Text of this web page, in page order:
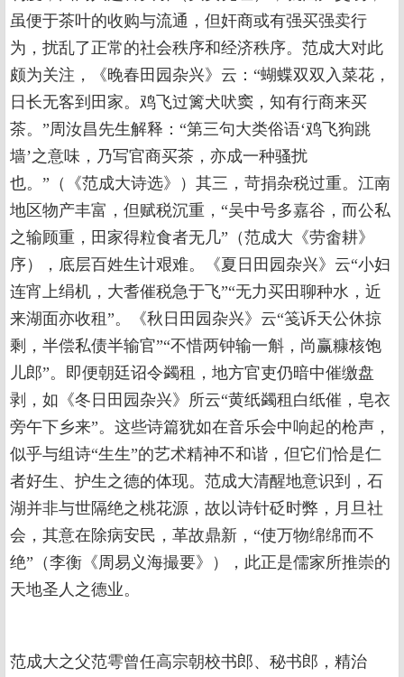
虽便于茶叶的收购与流通，但奸商或有强买强卖行
为，扰乱了正常的社会秩序和经济秩序。范成大对此
颇为关注，《晚春田园杂兴》云：“蝴蝶双双入菜花，
日长无客到田家。鸡飞过篱犬吠窦，知有行商来买
茶。”周汝昌先生解释：“第三句大类俗语‘鸡飞狗跳
墙’之意味，乃写官商买茶，亦成一种骚扰
也。”（《范成大诗选》）其三，苛捐杂税过重。江南
地区物产丰富，但赋税沉重，“吴中号多嘉谷，而公私
之输顾重，田家得粒食者无几”（范成大《劳畬耕》
序），底层百姓生计艰难。《夏日田园杂兴》云“小妇
连宵上绢机，大耆催税急于飞”“无力买田聊种水，近
来湖面亦收租”。《秋日田园杂兴》云“笺诉天公休掠
剩，半偿私债半输官”“不惜两钟输一斛，尚赢糠核饱
儿郎”。即便朝廷诏令蠲租，地方官吏仍暗中催缴盘
剥，如《冬日田园杂兴》所云“黄纸蠲租白纸催，皂衣
旁午下乡来”。这些诗篇犹如在音乐会中响起的枪声，
似乎与组诗“生生”的艺术精神不和谐，但它们恰是仁
者好生、护生之德的体现。范成大清醒地意识到，石
湖并非与世隔绝之桃花源，故以诗针砭时弊，月旦社
会，其意在除病安民，革故鼎新，“使万物绵绵而不
绝”（李衡《周易义海撮要》），此正是儒家所推崇的
天地圣人之德业。
范成大之父范雩曾任高宗朝校书郎、秘书郎，精治